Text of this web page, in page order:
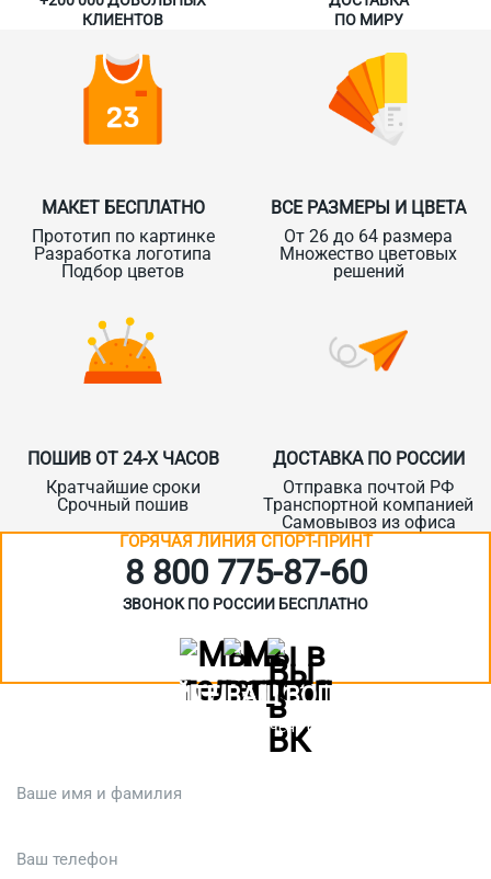
КЛИЕНТОВ
ПО МИРУ
МАКЕТ БЕСПЛАТНО
Прототип по картинке
Разработка логотипа
Подбор цветов
ВСЕ РАЗМЕРЫ И ЦВЕТА
От 26 до 64 размера
Множество цветовых
решений
ПОШИВ ОТ 24-Х ЧАСОВ
Кратчайшие сроки
Срочный пошив
ДОСТАВКА ПО РОССИИ
Отправка почтой РФ
Транспортной компанией
Самовывоз из офиса
ГОРЯЧАЯ ЛИНИЯ СПОРТ-ПРИНТ
8 800 775‑87-60
ЗВОНОК ПО РОССИИ БЕСПЛАТНО
ЗАДАЙТЕ ВАШ ВОПРОС
Или кратко опишите ситуацию. Мы очень быстро свяжемся с вами